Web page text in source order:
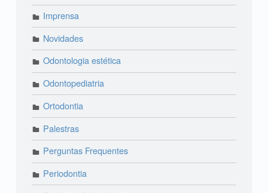
Imprensa
Novidades
Odontologia estética
Odontopediatria
Ortodontia
Palestras
Perguntas Frequentes
Periodontia